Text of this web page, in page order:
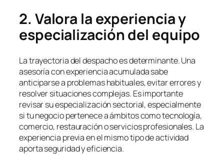
2. Valora la experiencia y
especialización del equipo
La trayectoria del despacho es determinante. Una
asesoría con experiencia acumulada sabe
anticiparse a problemas habituales, evitar errores y
resolver situaciones complejas. Es importante
revisar su especialización sectorial, especialmente
si tu negocio pertenece a ámbitos como tecnología,
comercio, restauración o servicios profesionales. La
experiencia previa en el mismo tipo de actividad
aporta seguridad y eficiencia.